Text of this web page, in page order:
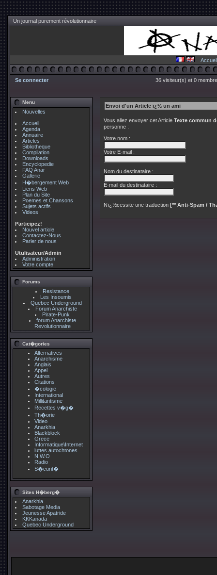
Un journal purement révolutionnaire
Accueil
Se connecter 36 visiteur(s) et 0
Menu
Nouvelles
Accueil
Agenda
Annuaire
Articles
Bibliotheque
Compilation
Downloads
Encyclopedie
FAQ Anar
Gallerie
H�bergement Web
Liens Web
Plan du Site
Poemes et Chansons
Sujets actifs
Videos
Participez!
Nouvel article
Contactez-Nous
Parler de nous
Utulisateur/Admin
Administration
Votre compte
Forums
Resistance
Les Insoumis
Quebec Underground
Forum Anarchiste
Pirate-Punk
forum Anarchiste
Revolutionnaire
Cat�gories
Alternatives
Anarchisme
Anglais
Appel
Autres
Citations
�cologie
International
Millitantisme
Recettes v�g�
Th�orie
Video
Anarkhia
Blackblock
Grece
Informatique\Internet
luttes autochtones
N.W.O
Radio
S�curit�
Sites H�berg�
Anarkhia
Sabotage Media
Jeunesse Apatride
KKKanada
Quebec Underground
Envoi d'un Article ï¿½ un ami
Vous allez envoyer cet Article Texte commun
personne :
Votre nom :
Votre E-mail :
Nom du destinataire :
E-mail du destinataire :
Nï¿½cessite une traduction [** Anti-Spam /